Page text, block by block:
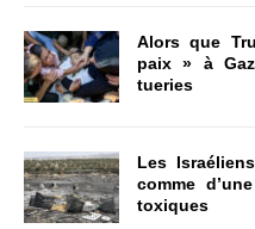
Alors que
paix » à
tueries
Les
comme
toxiques